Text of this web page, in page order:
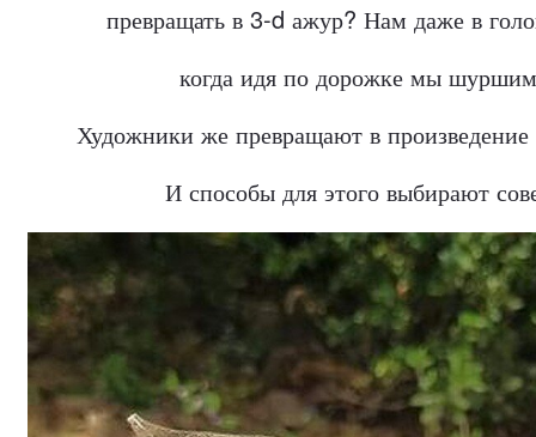
превращать в 3-d ажур? Нам даже в
когда идя по дорожке мы
Художники же превращают в
И способы для этого выбирают